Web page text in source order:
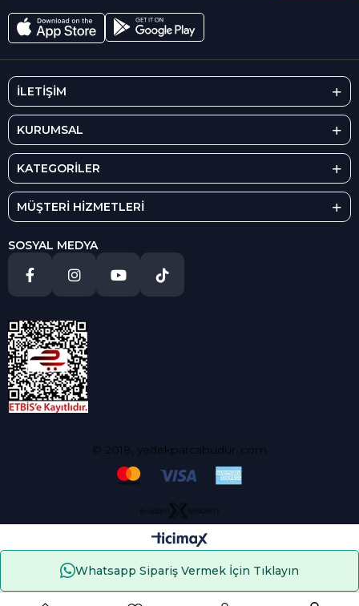
İLETİŞİM
KURUMSAL
KATEGORİLER
MÜŞTERİ HİZMETLERİ
SOSYAL MEDYA
© 2018, yedekparcabudur..com
Whatsapp Sipariş Vermek İçin Tıklayın
Çerez Kullanımı